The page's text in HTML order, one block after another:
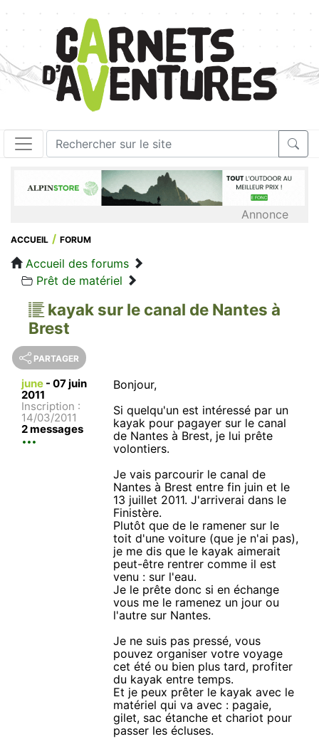
Annonce
ACCUEIL FORUM
Accueil des forums
Prêt de matériel
kayak sur le canal de Nantes à
Brest
PARTAGER
june - 07 juin
2011
Inscription :
14/03/2011
2 messages
Bonjour,
Si quelqu'un est intéressé par un
kayak pour pagayer sur le canal
de Nantes à Brest, je lui prête
volontiers.
Je vais parcourir le canal de
Nantes à Brest entre fin juin et le
13 juillet 2011. J'arriverai dans le
Finistère.
Plutôt que de le ramener sur le
toit d'une voiture (que je n'ai pas),
je me dis que le kayak aimerait
peut-être rentrer comme il est
venu : sur l'eau.
Je le prête donc si en échange
vous me le ramenez un jour ou
l'autre sur Nantes.
Je ne suis pas pressé, vous
pouvez organiser votre voyage
cet été ou bien plus tard, profiter
du kayak entre temps.
Et je peux prêter le kayak avec le
matériel qui va avec : pagaie,
gilet, sac étanche et chariot pour
passer les écluses.